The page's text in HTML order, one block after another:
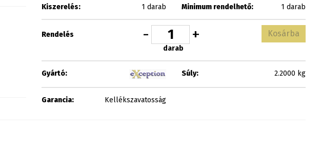
Kiszerelés: 1 darab Minimum rendelhető: 1 darab
Rendelés - +
darab
Kosárba
Gyártó: Súly: 2.2000 kg
Garancia: Kellékszavatosság